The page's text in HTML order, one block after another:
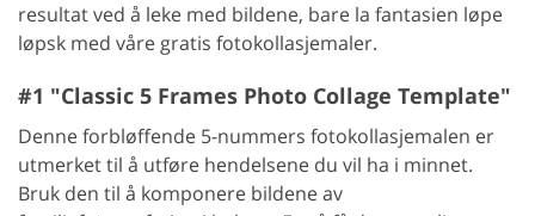
resultat ved å leke med bildene, bare la fantasien løpe
løpsk med våre gratis fotokollasjemaler.
#1 "Classic 5 Frames Photo Collage Template"
Denne forbløffende 5-nummers fotokollasjemalen er
utmerket til å utføre hendelsene du vil ha i minnet.
Bruk den til å komponere bildene av